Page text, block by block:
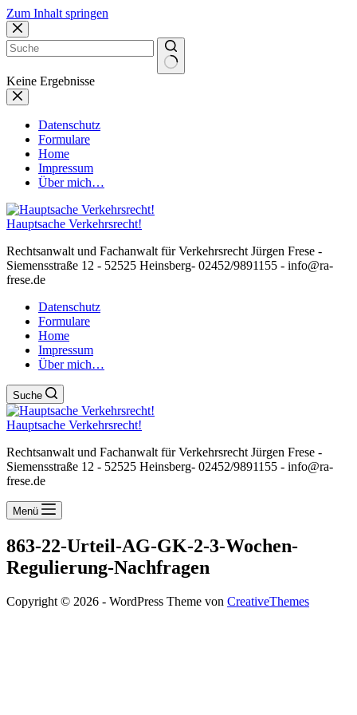
Zum Inhalt springen
Keine Ergebnisse
Datenschutz
Formulare
Home
Impressum
Über mich…
Hauptsache Verkehrsrecht!
Rechtsanwalt und Fachanwalt für Verkehrsrecht Jürgen Frese -
Siemensstraße 12 - 52525 Heinsberg- 02452/9891155 - info@ra-
frese.de
Datenschutz
Formulare
Home
Impressum
Über mich…
Suche
Hauptsache Verkehrsrecht!
Rechtsanwalt und Fachanwalt für Verkehrsrecht Jürgen Frese -
Siemensstraße 12 - 52525 Heinsberg- 02452/9891155 - info@ra-
frese.de
Menü
863-22-Urteil-AG-GK-2-3-Wochen-
Regulierung-Nachfragen
Copyright © 2026 - WordPress Theme von CreativeThemes